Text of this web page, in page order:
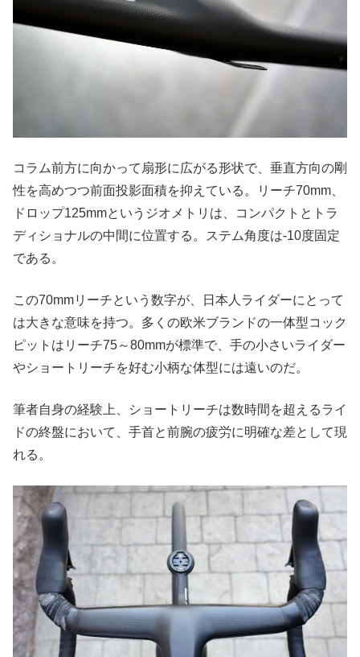
コラム前方に向かって扇形に広がる形状で、垂直方向の剛
性を高めつつ前面投影面積を抑えている。リーチ70mm、
ドロップ125mmというジオメトリは、コンパクトとトラ
ディショナルの中間に位置する。ステム角度は-10度固定
である。
この70mmリーチという数字が、日本人ライダーにとって
は大きな意味を持つ。多くの欧米ブランドの一体型コック
ピットはリーチ75～80mmが標準で、手の小さいライダー
やショートリーチを好む小柄な体型には遠いのだ。
筆者自身の経験上、ショートリーチは数時間を超えるライ
ドの終盤において、手首と前腕の疲労に明確な差として現
れる。